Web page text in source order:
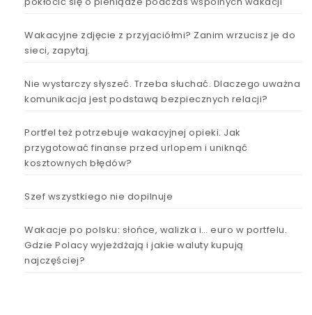
Wakacyjne zdjęcie z przyjaciółmi? Zanim wrzucisz je do
sieci, zapytaj.
Nie wystarczy słyszeć. Trzeba słuchać. Dlaczego uważna
komunikacja jest podstawą bezpiecznych relacji?
Portfel też potrzebuje wakacyjnej opieki. Jak
przygotować finanse przed urlopem i uniknąć
kosztownych błędów?
Szef wszystkiego nie dopilnuje
Wakacje po polsku: słońce, walizka i… euro w portfelu.
Gdzie Polacy wyjeżdżają i jakie waluty kupują
najczęściej?